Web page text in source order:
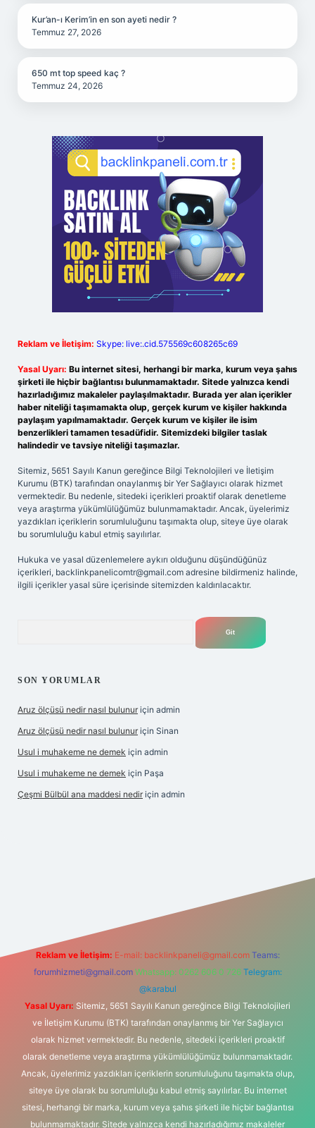
Kur’an-ı Kerim’in en son ayeti nedir ?
Temmuz 27, 2026
650 mt top speed kaç ?
Temmuz 24, 2026
Reklam ve İletişim: Skype: live:.cid.575569c608265c69
Yasal Uyarı: Bu internet sitesi, herhangi bir marka, kurum veya şahıs
şirketi ile hiçbir bağlantısı bulunmamaktadır. Sitede yalnızca kendi
hazırladığımız makaleler paylaşılmaktadır. Burada yer alan içerikler
haber niteliği taşımamakta olup, gerçek kurum ve kişiler hakkında
paylaşım yapılmamaktadır. Gerçek kurum ve kişiler ile isim
benzerlikleri tamamen tesadüfidir. Sitemizdeki bilgiler taslak
halindedir ve tavsiye niteliği taşımazlar.
Sitemiz, 5651 Sayılı Kanun gereğince Bilgi Teknolojileri ve İletişim
Kurumu (BTK) tarafından onaylanmış bir Yer Sağlayıcı olarak hizmet
vermektedir. Bu nedenle, sitedeki içerikleri proaktif olarak denetleme
veya araştırma yükümlülüğümüz bulunmamaktadır. Ancak, üyelerimiz
yazdıkları içeriklerin sorumluluğunu taşımakta olup, siteye üye olarak
bu sorumluluğu kabul etmiş sayılırlar.
Hukuka ve yasal düzenlemelere aykırı olduğunu düşündüğünüz
içerikleri, backlinkpanelicomtr@gmail.com adresine bildirmeniz halinde,
ilgili içerikler yasal süre içerisinde sitemizden kaldırılacaktır.
SON YORUMLAR
Aruz ölçüsü nedir nasıl bulunur için admin
Aruz ölçüsü nedir nasıl bulunur için Sinan
Usul i muhakeme ne demek için admin
Usul i muhakeme ne demek için Paşa
Çeşmi Bülbül ana maddesi nedir için admin
Reklam ve İletişim: E-mail: backlinkpaneli@gmail.com Teams:
forumhizmeti@gmail.com Whatsapp: 0262 606 0 726 Telegram:
@karabul
Yasal Uyarı: Sitemiz, 5651 Sayılı Kanun gereğince Bilgi Teknolojileri
ve İletişim Kurumu (BTK) tarafından onaylanmış bir Yer Sağlayıcı
olarak hizmet vermektedir. Bu nedenle, sitedeki içerikleri proaktif
olarak denetleme veya araştırma yükümlülüğümüz bulunmamaktadır.
Ancak, üyelerimiz yazdıkları içeriklerin sorumluluğunu taşımakta olup,
siteye üye olarak bu sorumluluğu kabul etmiş sayılırlar. Bu internet
sitesi, herhangi bir marka, kurum veya şahıs şirketi ile hiçbir bağlantısı
bulunmamaktadır. Sitede yalnızca kendi hazırladığımız makaleler